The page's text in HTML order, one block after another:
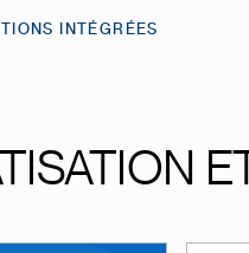
INTÉGRÉES